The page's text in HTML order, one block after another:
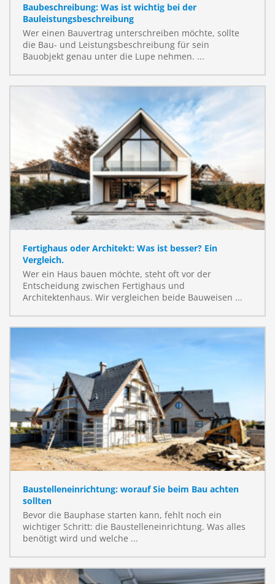
Baubeschreibung: Was ist wichtig bei der
Bauleistungsbeschreibung
Wer einen Bauvertrag unterschreiben möchte, sollte
die Bau- und Leistungsbeschreibung für sein
Bauobjekt genau unter die Lupe nehmen. ...
Fertighaus oder Architekt: Was ist besser? Ein
Vergleich.
Wer ein Haus bauen möchte, steht oft vor der
Entscheidung zwischen Fertighaus und
Architektenhaus. Wir vergleichen beide Bauweisen ...
Baustelleneinrichtung: worauf Sie beim Bau achten
sollten
Bevor die Bauphase starten kann, fehlt noch ein
wichtiger Schritt: die Baustelleneinrichtung. Was alles
benötigt wird und welche ...